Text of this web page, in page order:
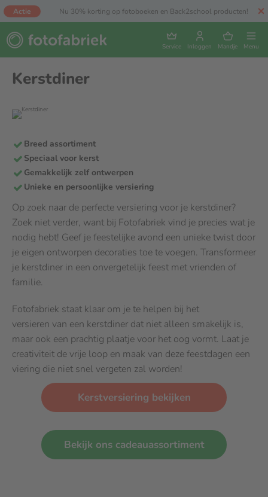
Actie Nu 30% korting op fotoboeken en Back2school producten!
Service Inloggen Mandje Menu
Kerstdiner
Breed assortiment
Speciaal voor kerst
Gemakkelijk zelf ontwerpen
Unieke en persoonlijke versiering
Op zoek naar de perfecte versiering voor je kerstdiner?
Zoek niet verder, want bij Fotofabriek vind je precies wat je
nodig hebt! Geef je feestelijke avond een unieke twist door
je eigen ontworpen decoraties toe te voegen. Transformeer
je kerstdiner in een onvergetelijk feest met vrienden of
familie.
Fotofabriek staat klaar om je te helpen bij het
versieren van een kerstdiner dat niet alleen smakelijk is,
maar ook een prachtig plaatje voor het oog vormt. Laat je
creativiteit de vrije loop en maak van deze feestdagen een
viering die niet snel vergeten zal worden!
Kerstversiering bekijken
Bekijk ons cadeauassortiment